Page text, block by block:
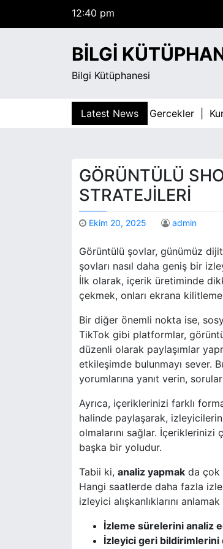
Cumartesi
12:40 pm
BILGI
Bilgi Kütüphanesi
Latest News
Bagimliligi İle İlgili Bilimsel Gercekler |
GÖRÜNTÜLÜ
STRATEJILERI
Ekim 20, 2025 admin
Görüntülü şovlar, günümüz
şovları nasıl daha geniş bir
İlk olarak, içerik üretiminde
çekmek, onları ekrana
Bir diğer önemli nokta ise,
TikTok gibi platformlar,
düzenli olarak paylaşımlar
etkileşimde bulunmayı sever.
yorumlarına yanıt verin,
Ayrıca, içeriklerinizi farklı
halinde paylaşarak,
olmalarını sağlar. İçeriklerinizi
başka bir yoludur.
Tabii ki, analiz yapmak da çok
Hangi saatlerde daha fazla
izleyici alışkanlıklarını
İzleme sürelerini analiz
İzleyici geri